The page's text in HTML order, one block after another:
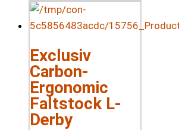
Exclusiv
Carbon-
Ergonomic
Faltstock L-
Derby